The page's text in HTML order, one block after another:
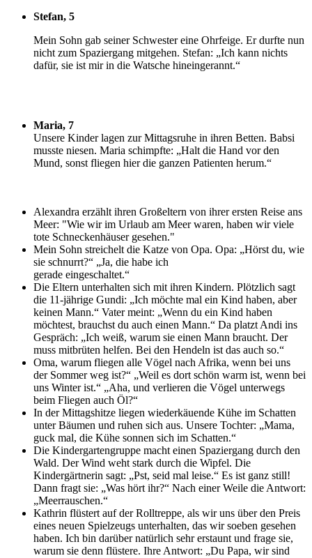
Stefan, 5
Mein Sohn gab seiner Schwester eine Ohrfeige. Er durfte nun
nicht zum Spaziergang mitgehen. Stefan: „Ich kann nichts
dafür, sie ist mir in die Watsche hineingerannt.“
Maria, 7
Unsere Kinder lagen zur Mittagsruhe in ihren Betten. Babsi
musste niesen. Maria schimpfte: „Halt die Hand vor den
Mund, sonst fliegen hier die ganzen Patienten herum.“
Alexandra erzählt ihren Großeltern von ihrer ersten Reise ans
Meer: "Wie wir im Urlaub am Meer waren, haben wir viele
tote Schneckenhäuser gesehen."
Mein Sohn streichelt die Katze von Opa. Opa: „Hörst du, wie
sie schnurrt?“ „Ja, die habe ich
gerade eingeschaltet.“
Die Eltern unterhalten sich mit ihren Kindern. Plötzlich sagt
die 11-jährige Gundi: „Ich möchte mal ein Kind haben, aber
keinen Mann.“ Vater meint: „Wenn du ein Kind haben
möchtest, brauchst du auch einen Mann.“ Da platzt Andi ins
Gespräch: „Ich weiß, warum sie einen Mann braucht. Der
muss mitbrüten helfen. Bei den Hendeln ist das auch so.“
Oma, warum fliegen alle Vögel nach Afrika, wenn bei uns
der Sommer weg ist?“ „Weil es dort schön warm ist, wenn bei
uns Winter ist.“ „Aha, und verlieren die Vögel unterwegs
beim Fliegen auch Öl?“
In der Mittagshitze liegen wiederkäuende Kühe im Schatten
unter Bäumen und ruhen sich aus. Unsere Tochter: „Mama,
guck mal, die Kühe sonnen sich im Schatten.“
Die Kindergartengruppe macht einen Spaziergang durch den
Wald. Der Wind weht stark durch die Wipfel. Die
Kindergärtnerin sagt: „Pst, seid mal leise.“ Es ist ganz still!
Dann fragt sie: „Was hört ihr?“ Nach einer Weile die Antwort:
„Meerrauschen.“
Kathrin flüstert auf der Rolltreppe, als wir uns über den Preis
eines neuen Spielzeugs unterhalten, das wir soeben gesehen
haben. Ich bin darüber natürlich sehr erstaunt und frage sie,
warum sie denn flüstere. Ihre Antwort: „Du Papa, wir sind